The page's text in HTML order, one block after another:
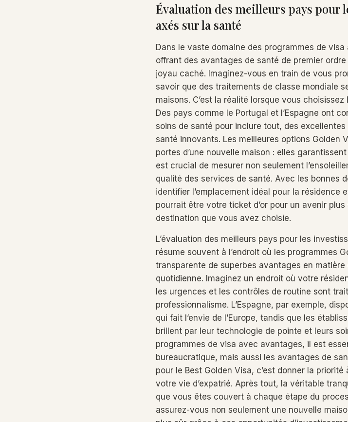
Évaluation des meilleurs pays pour
axés sur la santé
Dans le vaste domaine des programmes de
offrant des avantages de santé de premier
joyau caché. Imaginez-vous en train de vous
savoir que des traitements de classe mondiale
maisons. C’est la réalité lorsque vous
Des pays comme le Portugal et l’Espagne ont
soins de santé pour inclure tout, des
santé innovants. Les meilleures options Golden
portes d’une nouvelle maison : elles
est crucial de mesurer non seulement
qualité des services de santé. Avec les bonnes
identifier l’emplacement idéal pour la résidence
pourrait être votre ticket d’or pour un avenir
destination que vous avez choisie.
L’évaluation des meilleurs pays pour les
résume souvent à l’endroit où les programmes
transparente de superbes avantages en
quotidienne. Imaginez un endroit où votre
les urgences et les contrôles de routine sont
professionnalisme. L’Espagne, par exemple,
qui fait l’envie de l’Europe, tandis que les
brillent par leur technologie de pointe et leurs
programmes de visa avec avantages, il est
bureaucratique, mais aussi les avantages de
pour le Best Golden Visa, c’est donner la
votre vie d’expatrié. Après tout, la véritable
que vous êtes couvert à chaque étape du
assurez-vous non seulement une nouvelle